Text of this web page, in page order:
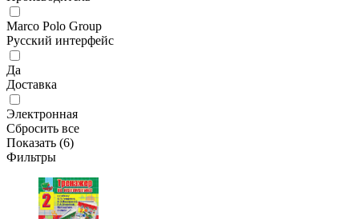
Marco Polo Group
Русский интерфейс
Да
Доставка
Электронная
Сбросить все
Показать (6)
Фильтры